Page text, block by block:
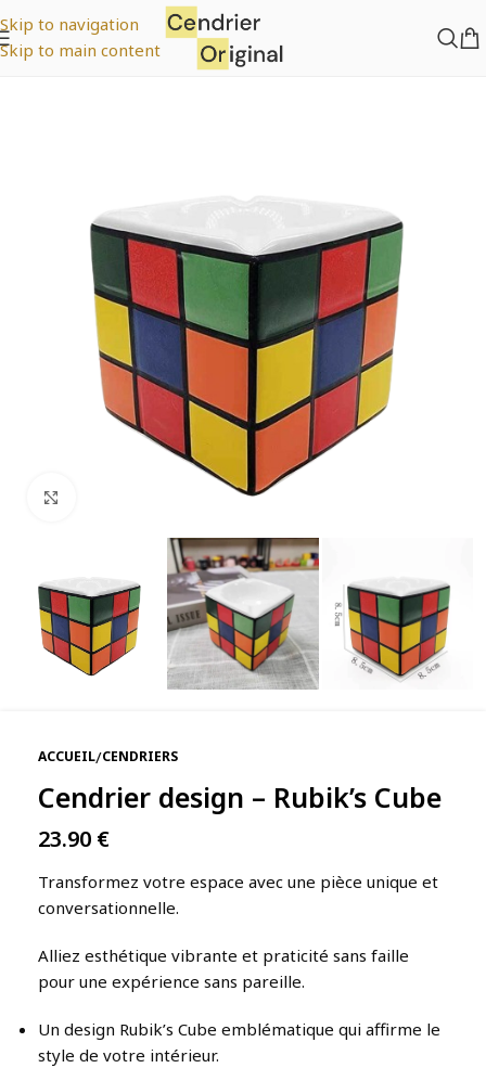
Skip to navigation
Skip to main content
ACCUEIL/CENDRIERS
Cendrier design – Rubik’s Cube
23.90 €
Transformez votre espace avec une pièce unique et
conversationnelle.
Alliez esthétique vibrante et praticité sans faille
pour une expérience sans pareille.
Un design Rubik’s Cube emblématique qui affirme le
style de votre intérieur.